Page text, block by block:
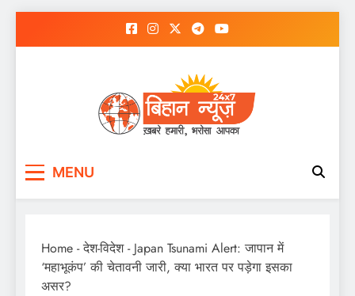
MENU
Home -देश-विदेश- Japan Tsunami Alert: जापान में
‘महाभूकंप’ की चेतावनी जारी, क्या भारत पर पड़ेगा इसका
असर?